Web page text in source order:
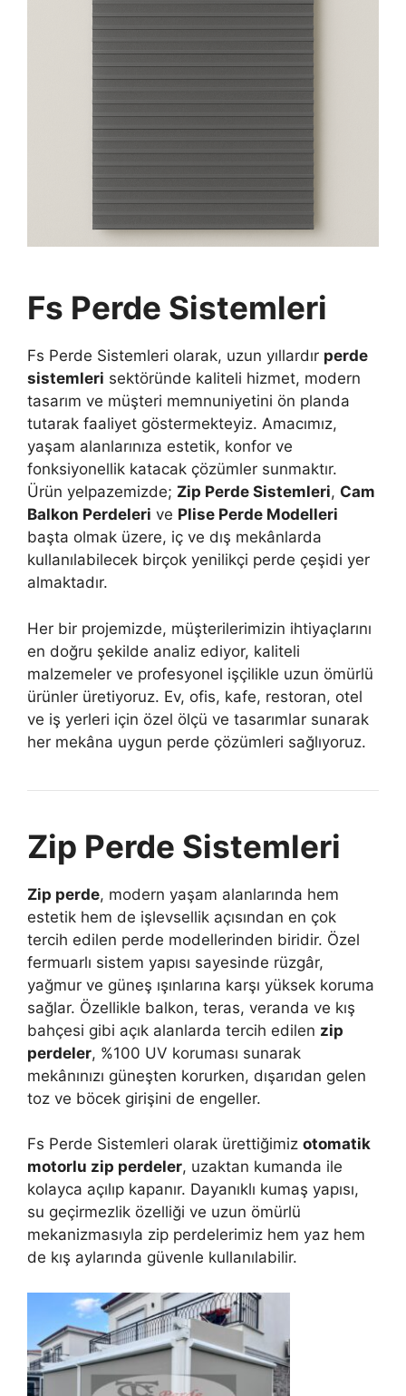
Fs Perde Sistemleri
Fs Perde Sistemleri olarak, uzun yıllardır perde
sistemleri sektöründe kaliteli hizmet, modern
tasarım ve müşteri memnuniyetini ön planda
tutarak faaliyet göstermekteyiz. Amacımız,
yaşam alanlarınıza estetik, konfor ve
fonksiyonellik katacak çözümler sunmaktır.
Ürün yelpazemizde; Zip Perde Sistemleri, Cam
Balkon Perdeleri ve Plise Perde Modelleri
başta olmak üzere, iç ve dış mekânlarda
kullanılabilecek birçok yenilikçi perde çeşidi yer
almaktadır.
Her bir projemizde, müşterilerimizin ihtiyaçlarını
en doğru şekilde analiz ediyor, kaliteli
malzemeler ve profesyonel işçilikle uzun ömürlü
ürünler üretiyoruz. Ev, ofis, kafe, restoran, otel
ve iş yerleri için özel ölçü ve tasarımlar sunarak
her mekâna uygun perde çözümleri sağlıyoruz.
Zip Perde Sistemleri
Zip perde, modern yaşam alanlarında hem
estetik hem de işlevsellik açısından en çok
tercih edilen perde modellerinden biridir. Özel
fermuarlı sistem yapısı sayesinde rüzgâr,
yağmur ve güneş ışınlarına karşı yüksek koruma
sağlar. Özellikle balkon, teras, veranda ve kış
bahçesi gibi açık alanlarda tercih edilen zip
perdeler, %100 UV koruması sunarak
mekânınızı güneşten korurken, dışarıdan gelen
toz ve böcek girişini de engeller.
Fs Perde Sistemleri olarak ürettiğimiz otomatik
motorlu zip perdeler, uzaktan kumanda ile
kolayca açılıp kapanır. Dayanıklı kumaş yapısı,
su geçirmezlik özelliği ve uzun ömürlü
mekanizmasıyla zip perdelerimiz hem yaz hem
de kış aylarında güvenle kullanılabilir.